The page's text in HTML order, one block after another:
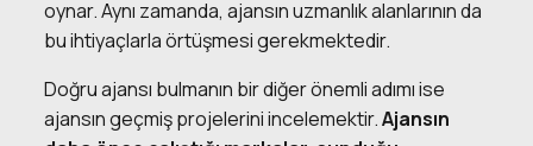
oynar. Aynı zamanda, ajansın uzmanlık alanlarının da
bu ihtiyaçlarla örtüşmesi gerekmektedir.
Doğru ajansı bulmanın bir diğer önemli adımı ise
ajansın geçmiş projelerini incelemektir.Ajansın